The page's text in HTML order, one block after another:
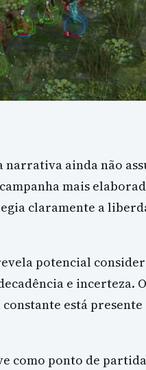
ainda não
mais
claramente a
potencial
e incerteza.
constante está
como ponto de